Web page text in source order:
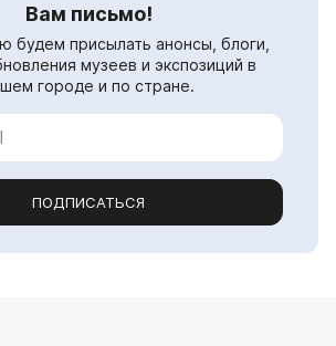
Вам письмо!
будем присылать анонсы, блоги,
музеев и экспозиций в
городе и по стране.
ПОДПИСАТЬСЯ